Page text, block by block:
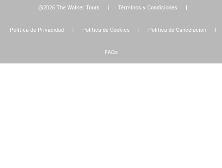
@2026 The Walker Tours | Términos y Condiciones |
Política de Privacidad | Política de Cookies | Política de Cancelación |
FAQs